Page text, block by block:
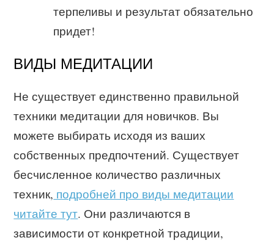
терпеливы и результат обязательно
придет!
ВИДЫ МЕДИТАЦИИ
Не существует единственно правильной
техники медитации для новичков. Вы
можете выбирать исходя из ваших
собственных предпочтений. Существует
бесчисленное количество различных
техник, подробней про виды медитации
читайте тут. Они различаются в
зависимости от конкретной традиции,